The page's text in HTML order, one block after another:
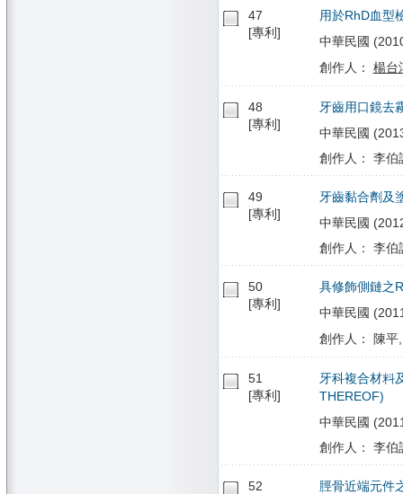
47
[專利]
用於RhD血型
中華民國
創作人： 楊台
48
[專利]
牙齒用口鏡去
中華民國
創作人： 李伯
49
[專利]
牙齒黏合劑及
中華民國
創作人： 李伯
50
[專利]
具修飾側鏈之
中華民國
創作人： 陳
51
[專利]
牙科複合材料
THEREOF)
中華民國
創作人： 李伯
52
脛骨近端元件